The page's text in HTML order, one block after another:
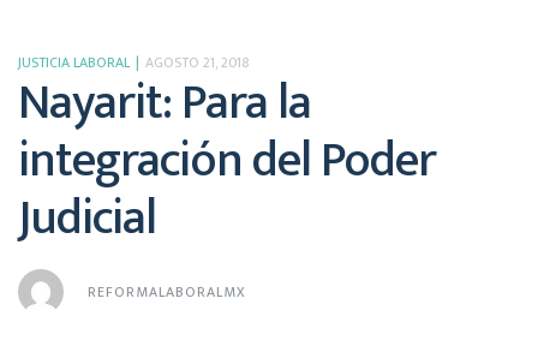
JUSTICIA LABORAL AGOSTO 21, 2018
Nayarit: Para la
integración del Poder
Judicial
REFORMALABORALMX